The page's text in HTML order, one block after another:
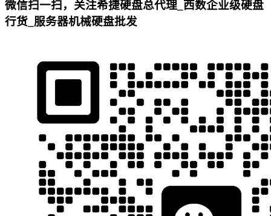
微信扫一扫，关注希捷硬盘总代理_西数企业级硬盘
行货_服务器机械硬盘批发